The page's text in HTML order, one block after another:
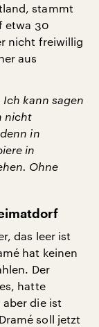
stammt
etwa 30
nicht freiwillig
aus
kann sagen
nicht
in
in
Ohne
das leer ist
hat keinen
Der
hatte
die ist
soll jetzt